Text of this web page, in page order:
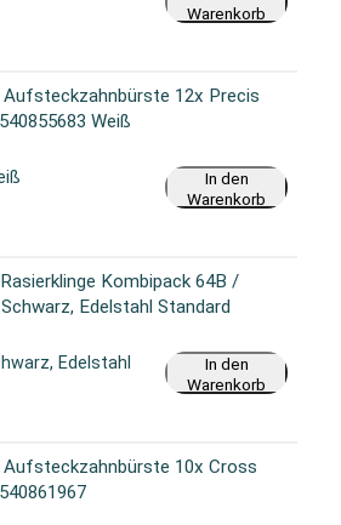
Warenkorb
Aufsteckzahnbürste 12x Precis
Weiß
In den
Warenkorb
Kombipack 64B /
Edelstahl Standard
Edelstahl
In den
Warenkorb
Aufsteckzahnbürste 10x Cross